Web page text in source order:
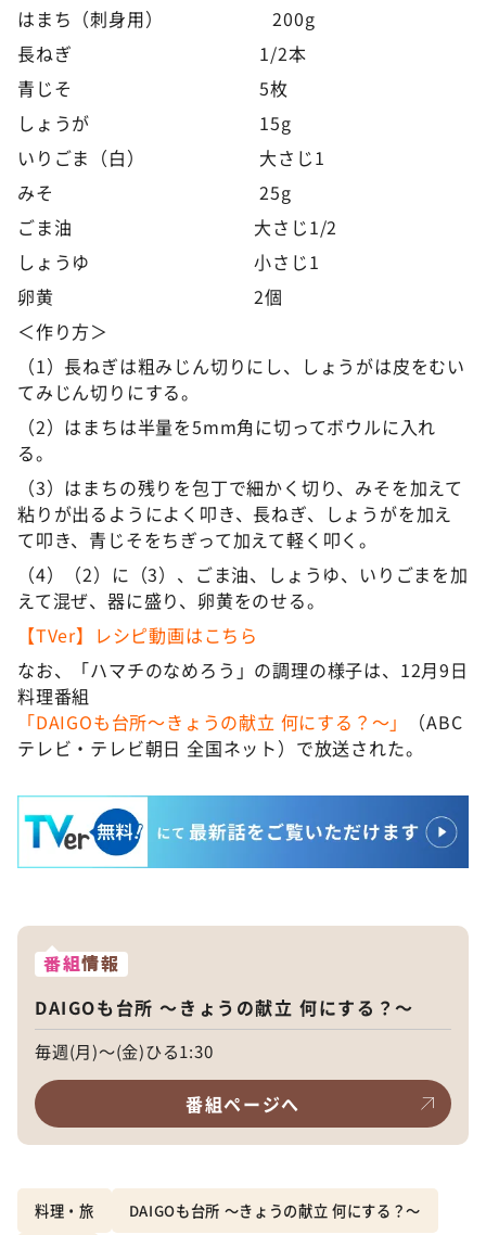
はまち（刺身用） 200g
長ねぎ 1/2本
青じそ 5枚
しょうが 15g
いりごま（白） 大さじ1
みそ 25g
ごま油 大さじ1/2
しょうゆ 小さじ1
卵黄 2個
＜作り方＞
（1）長ねぎは粗みじん切りにし、しょうがは皮をむい
てみじん切りにする。
（2）はまちは半量を5mm角に切ってボウルに入れ
る。
（3）はまちの残りを包丁で細かく切り、みそを加えて
粘りが出るようによく叩き、長ねぎ、しょうがを加え
て叩き、青じそをちぎって加えて軽く叩く。
（4）（2）に（3）、ごま油、しょうゆ、いりごまを加
えて混ぜ、器に盛り、卵黄をのせる。
【TVer】レシピ動画はこちら
なお、「ハマチのなめろう」の調理の様子は、12月9日
料理番組
「DAIGOも台所～きょうの献立 何にする？～」
（ABC
テレビ・テレビ朝日 全国ネット）で放送された。
番組情報
DAIGOも台所 ～きょうの献立 何にする？～
毎週(月)～(金)ひる1:30
番組ページへ
料理・旅 DAIGOも台所 ～きょうの献立 何にする？～